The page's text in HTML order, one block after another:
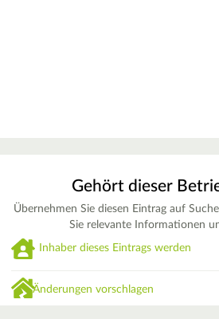
Gehört dieser
Übernehmen Sie diesen Eintrag auf
Sie relevante Informationen
Inhaber dieses Eintrags werden
Änderungen vorschlagen